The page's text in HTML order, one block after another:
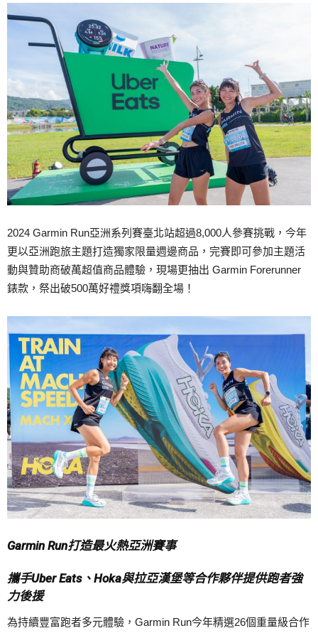
2024 Garmin Run亞洲系列賽臺北站超過8,000人參賽挑戰，今年
更以亞洲跑旅主題打造獨家限量週邊商品，完賽即可參加主題活
動與贊助商破萬超值商品體驗，現場更抽出 Garmin Forerunner
錶款，祭出破500萬好禮獎項嗨翻全場！
Garmin Run打造最火熱亞洲賽事
攜手Uber Eats、Hoka與拉亞漢堡等合作夥伴提供跑者強
力後援
為持續豐富跑者多元體驗，Garmin Run今年精選26個重量級合作